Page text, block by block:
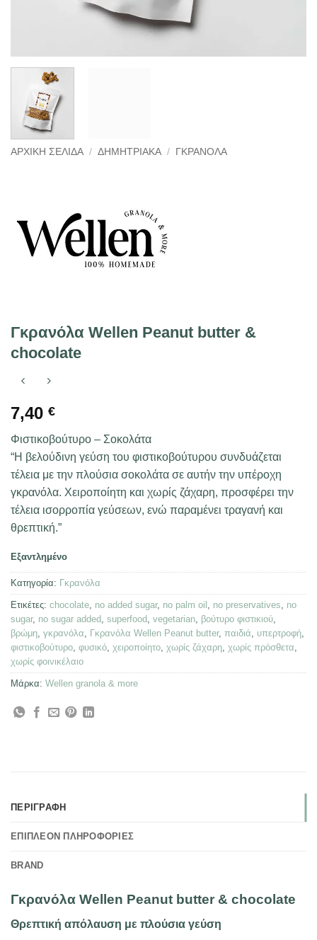
ΑΡΧΙΚΉ ΣΕΛΊΔΑ / ΔΗΜΗΤΡΙΑΚΆ / ΓΚΡΑΝΌΛΑ
Γκρανόλα Wellen Peanut butter &
chocolate
7,40 €
Φιστικοβούτυρο – Σοκολάτα
“Η βελούδινη γεύση του φιστικοβούτυρου συνδυάζεται
τέλεια με την πλούσια σοκολάτα σε αυτήν την υπέροχη
γκρανόλα. Χειροποίητη και χωρίς ζάχαρη, προσφέρει την
τέλεια ισορροπία γεύσεων, ενώ παραμένει τραγανή και
θρεπτική.”
Εξαντλημένο
Κατηγορία: Γκρανόλα
Ετικέτες: chocolate no added sugar, no palm oil no preservatives
no
sugar, no sugar added superfood vegetarian βούτυρο φιστικιού
βρώμη γκρανόλα Γκρανόλα Wellen Peanut butter, παιδιά υπερτροφή
φιστικοβούτυρο φυσικό χειροποίητο χωρίς ζάχαρη χωρίς πρόσθετα
χωρίς φοινικέλαιο
Μάρκα: Wellen granola & more
ΠΕΡΙΓΡΑΦΉ
ΕΠΙΠΛΈΟΝ ΠΛΗΡΟΦΟΡΊΕΣ
BRAND
Γκρανόλα Wellen Peanut butter & chocolate
Θρεπτική απόλαυση με πλούσια γεύση